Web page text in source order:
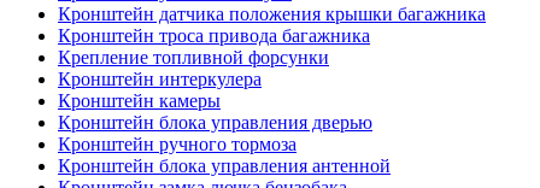
Кронштейн датчика положения крышки багажника
Кронштейн троса привода багажника
Крепление топливной форсунки
Кронштейн интеркулера
Кронштейн камеры
Кронштейн блока управления дверью
Кронштейн ручного тормоза
Кронштейн блока управления антенной